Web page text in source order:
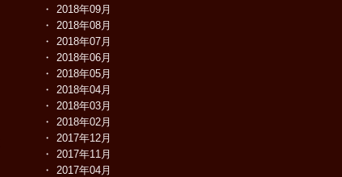
2018年09月
2018年08月
2018年07月
2018年06月
2018年05月
2018年04月
2018年03月
2018年02月
2017年12月
2017年11月
2017年04月